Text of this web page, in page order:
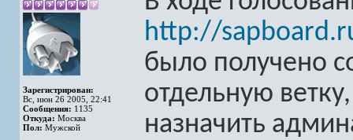
Зарегистрирован:
Вс, июн 26 2005, 22:41
Сообщения: 1135
Откуда: Москва
Пол: Мужской
http://
было получено
отдельную
назначить